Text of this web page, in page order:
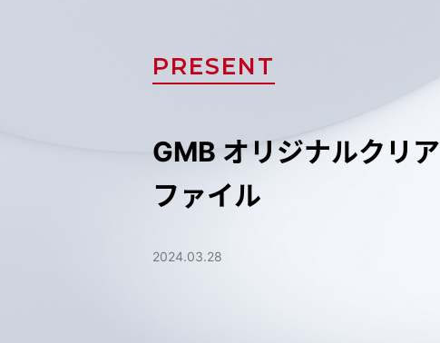
PRESENT
GMB オリジナルクリア
ファイル
2024.03.28